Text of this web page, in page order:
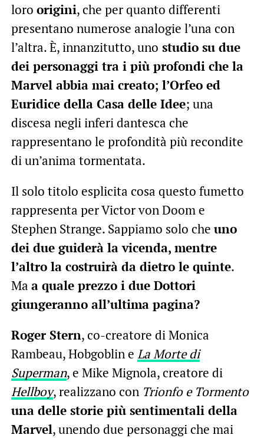
loro origini, che per quanto differenti
presentano numerose analogie l’una con
l’altra. È, innanzitutto, uno studio su due
dei personaggi tra i più profondi che la
Marvel abbia mai creato; l’Orfeo ed
Euridice della Casa delle Idee; una
discesa negli inferi dantesca che
rappresentano le profondità più recondite
di un’anima tormentata.
Il solo titolo esplicita cosa questo fumetto
rappresenta per Victor von Doom e
Stephen Strange. Sappiamo solo che uno
dei due guiderà la vicenda, mentre
l’altro la costruirà da dietro le quinte.
Ma a quale prezzo i due Dottori
giungeranno all’ultima pagina?
Roger Stern, co-creatore di Monica
Rambeau, Hobgoblin e La Morte di
Superman, e Mike Mignola, creatore di
Hellboy, realizzano con Trionfo e Tormento
una delle storie più sentimentali della
Marvel, unendo due personaggi che mai